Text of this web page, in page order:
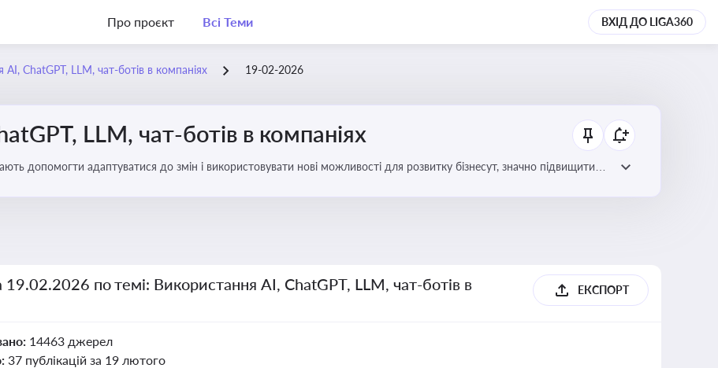
Про проєкт Всі Теми ВХІД ДО LIGA360
AI, ChatGPT, LLM, чат-ботів в компаніях 19-02-2026
LLM, чат-ботів в компаніях
допомогти адаптуватися до змін і використовувати нові можливості для розвитку бізнесут, значно підвищити
19.02.2026 по темі: Використання AI, ChatGPT, LLM, чат-ботів в
ЕКСПОРТ
14463 джерел
37 публікацій за 19 лютого